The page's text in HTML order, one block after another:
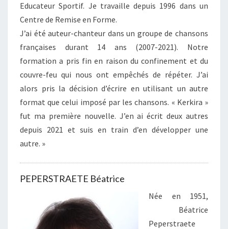
Educateur Sportif. Je travaille depuis 1996 dans un
Centre de Remise en Forme.
J’ai été auteur-chanteur dans un groupe de chansons
françaises durant 14 ans (2007-2021). Notre
formation a pris fin en raison du confinement et du
couvre-feu qui nous ont empêchés de répéter. J’ai
alors pris la décision d’écrire en utilisant un autre
format que celui imposé par les chansons. « Kerkira »
fut ma première nouvelle. J’en ai écrit deux autres
depuis 2021 et suis en train d’en développer une
autre. »
PEPERSTRAETE Béatrice
Née en 1951,
Béatrice
Peperstraete